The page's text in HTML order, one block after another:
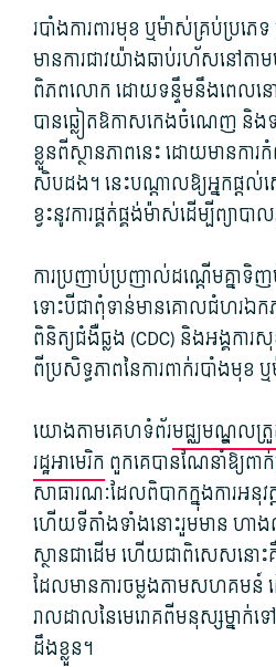
របាំង​ការពារ​មុខ ឬ​ម៉ាស់​គ្រប់​ប្រភេ
មាន​ការ​ជាវ​យ៉ាង​ឆាប់រហ័ស​នៅ​តា
ពិភពលោក ដោយ​ទន្ទឹម​នឹង​ពេលនោះ​
បាន​ឆ្លៀត​ឱកាស​កេង​ចំណេញ និ
ខ្លួន​ពី​ស្ថានភាព​នេះ ដោយ​មាន​ការ
សិប​ដង។ នេះ​បណ្តាល​ឱ្យ​អ្នក​ផ្តល់​ស
ខ្វះ​នូវ​ការ​ផ្គត់ផ្គង់​ម៉ាស់​ដើម្បី​ព្យាប
ការ​ប្រញាប់ប្រញាល់​ដណ្តើម​គ្នា​ទិ
ទោះបីជា​ពុំ​ទាន់​មាន​គោលជំហរ​ឯកភ
ពិនិត្យ​ជំងឺឆ្លង (CDC) និង​អង្គកា
ពី​ប្រសិទ្ធភាព​នៃ​ការ​ពាក់​របាំងមុ
យោងតាម​គេហទំព័រ​មជ្ឈមណ្ឌល​ត្
រដ្ឋ​អាមេរិក ពួកគេ​បាន​ណែនាំ​ឱ្យ​ពា
សាធារណៈ​ដែល​ពិបាក​ក្នុង​ការអនុវត្
ហើយ​ទីតាំង​ទាំងនោះ​រួមមាន ហ
ស្ថាន​ជាដើម ហើយ​ជាពិសេស​នោះ​
ដែល​មាន​ការ​ចម្លង​តាម​សហគមន៍ ដ
រាលដាល​នៃ​មេរោគ​ពី​មនុស្ស​ម្នាក់​
ដឹង​ខ្លួន។